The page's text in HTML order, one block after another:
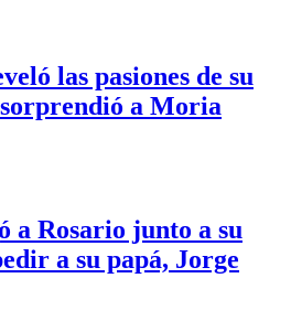
las pasiones de su
a Moria
a Rosario junto a su
a su papá, Jorge